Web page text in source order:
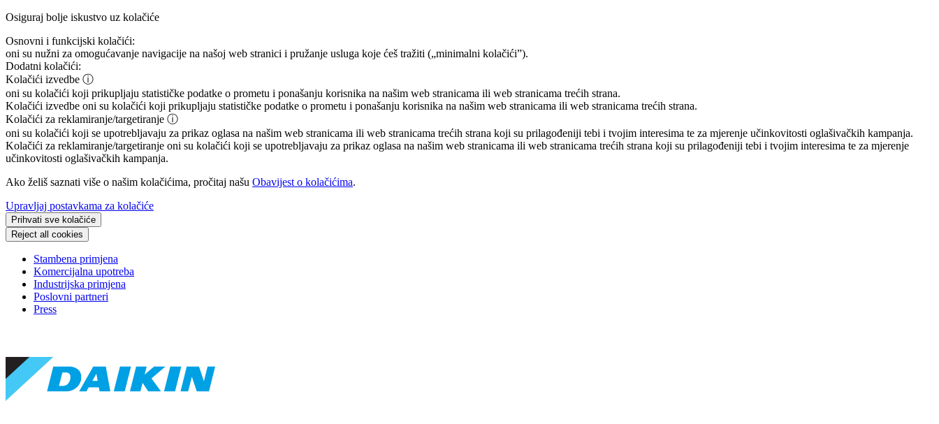
Osiguraj bolje iskustvo uz kolačiće
Osnovni i funkcijski kolačići:
oni su nužni za omogućavanje navigacije na našoj web stranici i pružanje usluga koje ćeš tražiti („minimalni kolačići”).
Dodatni kolačići:
Kolačići izvedbe ⓘ
oni su kolačići koji prikupljaju statističke podatke o prometu i ponašanju korisnika na našim web stranicama ili web stranicama trećih strana.
Kolačići izvedbe oni su kolačići koji prikupljaju statističke podatke o prometu i ponašanju korisnika na našim web stranicama ili web stranicama trećih strana.
Kolačići za reklamiranje/targetiranje ⓘ
oni su kolačići koji se upotrebljavaju za prikaz oglasa na našim web stranicama ili web stranicama trećih strana koji su prilagođeniji tebi i tvojim interesima te za mjerenje učinkovitosti oglašivačkih kampanja.
Kolačići za reklamiranje/targetiranje oni su kolačići koji se upotrebljavaju za prikaz oglasa na našim web stranicama ili web stranicama trećih strana koji su prilagođeniji tebi i tvojim interesima te za mjerenje
učinkovitosti oglašivačkih kampanja.
Ako želiš saznati više o našim kolačićima, pročitaj našu Obavijest o kolačićima.
Upravljaj postavkama za kolačiće
Prihvati sve kolačiće
Reject all cookies
Stambena primjena
Komercijalna upotreba
Industrijska primjena
Poslovni partneri
Press